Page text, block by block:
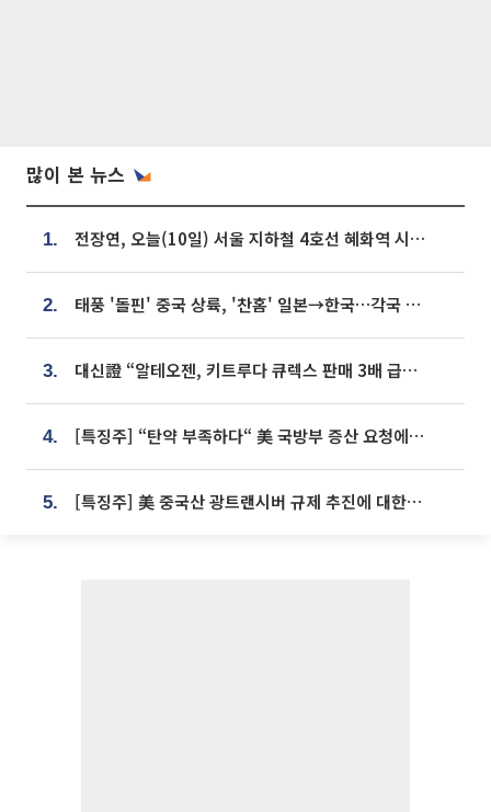
많이 본 뉴스
1. 전장연, 오늘(10일) 서울 지하철 4호선 혜화역 시위…1호선 용산역 무정차
2. 태풍 '돌핀' 중국 상륙, '찬홈' 일본→한국…각국 기상청 예상 경로는?
3. 대신證 “알테오젠, 키트루다 큐렉스 판매 3배 급증…목표가 41만원 상향”
4. [특징주] “탄약 부족하다“ 美 국방부 증산 요청에⋯국내 방산주 급등세
5. [특징주] 美 중국산 광트랜시버 규제 추진에 대한광통신 등 광통신株 강세